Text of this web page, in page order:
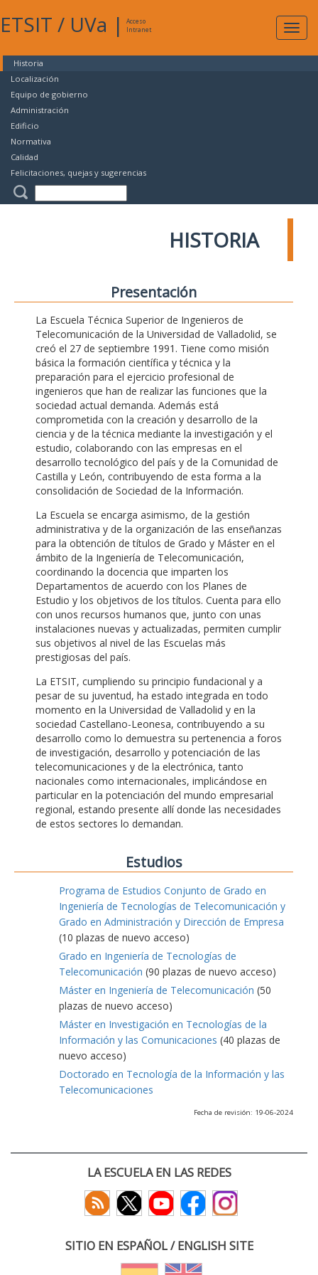
ETSIT / UVa |
Acceso
Intranet
Historia
Localización
Equipo de gobierno
Administración
Edificio
Normativa
Calidad
Felicitaciones, quejas y sugerencias
HISTORIA
Presentación
La Escuela Técnica Superior de Ingenieros de
Telecomunicación de la Universidad de Valladolid, se
creó el 27 de septiembre 1991. Tiene como misión
básica la formación científica y técnica y la
preparación para el ejercicio profesional de
ingenieros que han de realizar las funciones que la
sociedad actual demanda. Además está
comprometida con la creación y desarrollo de la
ciencia y de la técnica mediante la investigación y el
estudio, colaborando con las empresas en el
desarrollo tecnológico del país y de la Comunidad de
Castilla y León, contribuyendo de esta forma a la
consolidación de Sociedad de la Información.
La Escuela se encarga asimismo, de la gestión
administrativa y de la organización de las enseñanzas
para la obtención de títulos de Grado y Máster en el
ámbito de la Ingeniería de Telecomunicación,
coordinando la docencia que imparten los
Departamentos de acuerdo con los Planes de
Estudio y los objetivos de los títulos. Cuenta para ello
con unos recursos humanos que, junto con unas
instalaciones nuevas y actualizadas, permiten cumplir
sus objetivos al nivel de las Escuelas más
prestigiosas del país.
La ETSIT, cumpliendo su principio fundacional y a
pesar de su juventud, ha estado integrada en todo
momento en la Universidad de Valladolid y en la
sociedad Castellano-Leonesa, contribuyendo a su
desarrollo como lo demuestra su pertenencia a foros
de investigación, desarrollo y potenciación de las
telecomunicaciones y de la electrónica, tanto
nacionales como internacionales, implicándose en
particular en la potenciación del mundo empresarial
regional, estando presente allí donde las necesidades
de estos sectores lo demandan.
Estudios
Programa de Estudios Conjunto de Grado en
Ingeniería de Tecnologías de Telecomunicación y
Grado en Administración y Dirección de Empresa
(10 plazas de nuevo acceso)
Grado en Ingeniería de Tecnologías de
Telecomunicación (90 plazas de nuevo acceso)
Máster en Ingeniería de Telecomunicación (50
plazas de nuevo acceso)
Máster en Investigación en Tecnologías de la
Información y las Comunicaciones (40 plazas de
nuevo acceso)
Doctorado en Tecnología de la Información y las
Telecomunicaciones
Fecha de revisión: 19-06-2024
LA ESCUELA EN LAS REDES
SITIO EN ESPAÑOL / ENGLISH SITE